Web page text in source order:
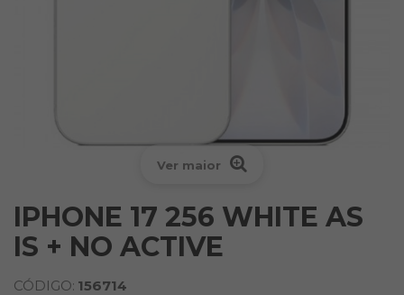
Ver maior
IPHONE 17 256 WHITE AS
IS + NO ACTIVE
CÓDIGO: 156714